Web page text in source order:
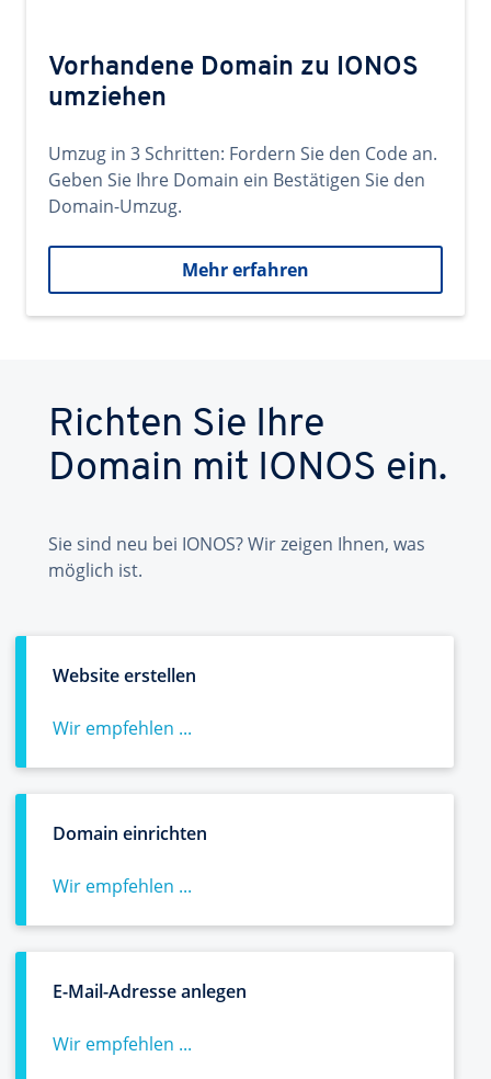
Vorhandene Domain zu IONOS
umziehen
Umzug in 3 Schritten: Fordern Sie den Code an.
Geben Sie Ihre Domain ein Bestätigen Sie den
Domain-Umzug.
Mehr erfahren
Richten Sie Ihre
Domain mit IONOS ein.
Sie sind neu bei IONOS? Wir zeigen Ihnen, was
möglich ist.
Website erstellen
Wir empfehlen ...
Domain einrichten
Wir empfehlen ...
E-Mail-Adresse anlegen
Wir empfehlen ...